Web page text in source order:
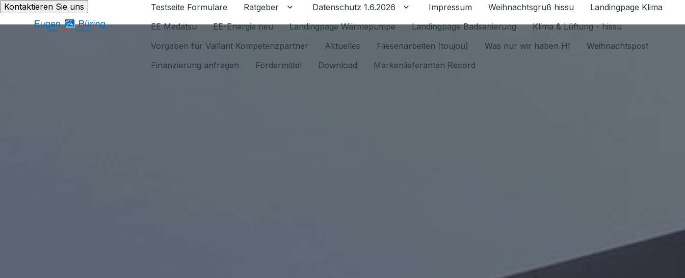
Kontaktieren Sie uns Testseite Formulare Ratgeber Untermenü für Ratgeber umschalten
Datenschutz 1.6.2026 Untermenü für Datenschutz 1.6.2026 umschalten
Impressum Weihnachtsgruß hissu
Landingpage Klima
EE Medatsu
EE-Energie neu Landingpage Wärmepumpe Landingpage Badsanierung
Klima & Lüftung - hissu
Vorgaben für Vaillant Kompetenzpartner
Aktuelles Fliesenarbeiten (toujou) Was nur wir haben HI
Weihnachtspost
Finanzierung anfragen
Fördermittel Download Markenlieferanten Record